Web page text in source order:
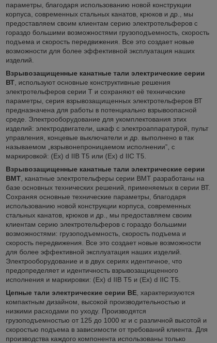
параметры, благодаря использованию новой конструкции
корпуса, современных стальных канатов, крюков и др., мы
предоставляем своим клиентам серию электротельферов с
гораздо большими возможностями грузоподъемность, скорость
подъема и скорость передвижения. Все это создает новые
возможности для более эффективной эксплуатация наших
изделий.
Взрывозащищенные канатные тали электрические серии
ВТ , используют основные конструктивные решения
электротельферов серии Т и сохраняют её технические
параметры, серия взрывозащищенных электротельферов ВТ
предназначена для работы в потенциально взрывоопасной
среде. Электрооборудование для укомплектования этих
изделий: электродвигатели, шкаф с электроаппаратурой, пульт
управления, концевые выключатели и др. выполнено в так
называемом „взрывонепроницаемом исполнении”, с
маркировкой: (Ех) d IIB T5 или (Ех) d IIC T5.
Взрывозащищенные канатные тали электрические серии
ВМТ , канатные электротельферы серии BМТ разработаны на
базе основных технических решений, применяемых в серии ВТ.
Сохраняя основные технические параметры, благодаря
использованию новой конструкции корпуса, современных
стальных канатов, крюков и др., мы предоставляем своим
клиентам серию электротельферов с гораздо большими
возможностями: грузоподъемность, скорость подъема и
скорость передвижения. Все это создает новые возможности
для более эффективной эксплуатация наших изделий.
Электрооборудование и в двух сериях идентичное, что
предопределяет и идентичность взрывозащищенного
исполнения и маркировки: (Ех) d IIB T5 и (Ех) d IIC T5.
Цепные тали электрические серии ВЕ , характеризуются
компактным дизайном, высокой производительностью и
низкими расходами по уходу. Производятся
грузоподъемностью от 125 до 1000 кг и с различной высотой и
скоростью подъема в зависимости от требований клиента. Для
производства каждого компонента использованы только